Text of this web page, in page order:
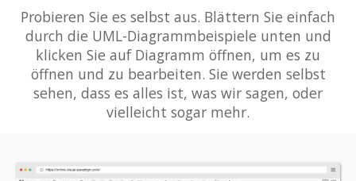
Probieren Sie es selbst aus. Blättern Sie einfach
durch die UML-Diagrammbeispiele unten und
klicken Sie auf Diagramm öffnen, um es zu
öffnen und zu bearbeiten. Sie werden selbst
sehen, dass es alles ist, was wir sagen, oder
vielleicht sogar mehr.